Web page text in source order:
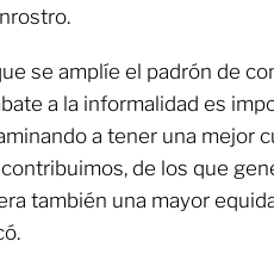
se amplíe el padrón de
a la informalidad es
a tener una mejor
de los que
también una mayor